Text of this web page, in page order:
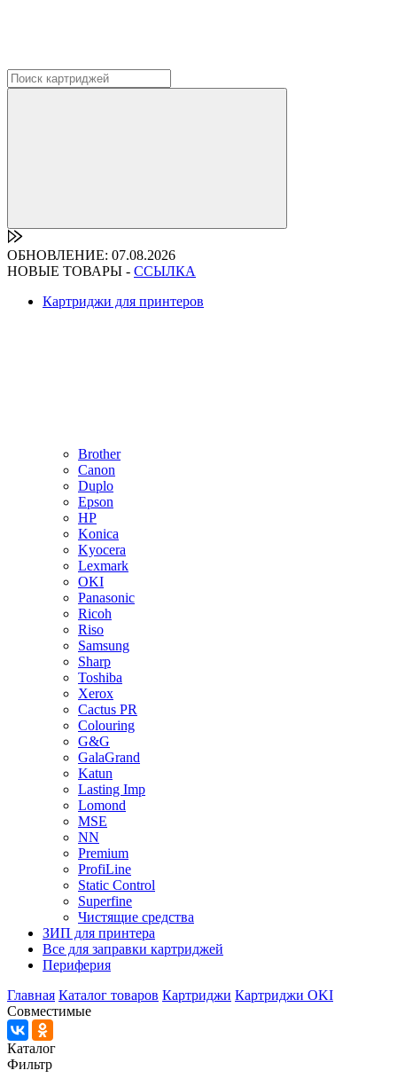
ОБНОВЛЕНИЕ: 07.08.2026
НОВЫЕ ТОВАРЫ - ССЫЛКА
Картриджи для принтеров
Brother
Canon
Duplo
Epson
HP
Konica
Kyocera
Lexmark
OKI
Panasonic
Ricoh
Riso
Samsung
Sharp
Toshiba
Xerox
Cactus PR
Colouring
G&G
GalaGrand
Katun
Lasting Imp
Lomond
MSE
NN
Premium
ProfiLine
Static Control
Superfine
Чистящие средства
ЗИП для принтера
Все для заправки картриджей
Периферия
Главная Каталог товаров Картриджи Картриджи OKI
Совместимые
Каталог
Фильтр